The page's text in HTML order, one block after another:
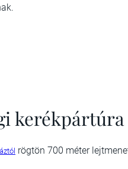
rögtön 700 méter